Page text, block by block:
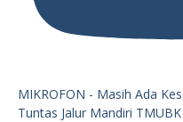
MIKROFON - Masih Ada
Tuntas Jalur Mandiri